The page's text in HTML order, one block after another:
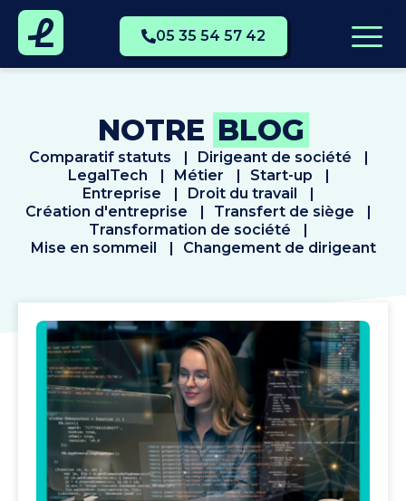
05 35 54 57 42
NOTRE BLOG
Comparatif statuts
Dirigeant de société
LegalTech
Métier
Start-up
Entreprise
Droit du travail
Création d'entreprise
Transfert de siège
Transformation de société
Mise en sommeil
Changement de dirigeant